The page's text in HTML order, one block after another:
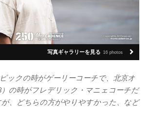
写真ギャラリーを見る 16 photos
ックの時がゲーリーコーチで、北京オ
）の時がフレデリック・マニェコーチだ
、どちらの方がやりやすかった、など